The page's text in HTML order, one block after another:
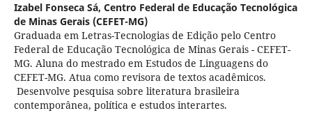
Izabel Fonseca Sá, Centro Federal de Educação Tecnológica
de Minas Gerais (CEFET-MG)
Graduada em Letras-Tecnologias de Edição pelo Centro
Federal de Educação Tecnológica de Minas Gerais - CEFET-
MG. Aluna do mestrado em Estudos de Linguagens do
CEFET-MG. Atua como revisora de textos acadêmicos.
Desenvolve pesquisa sobre literatura brasileira
contemporânea, política e estudos interartes.